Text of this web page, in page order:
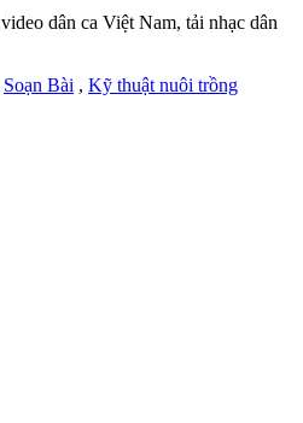
dân ca Việt Nam, tải nhạc dân
Soạn Bài , Kỹ thuật nuôi trồng